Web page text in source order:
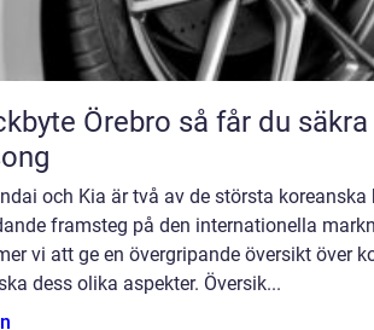
så får du säkra hjul inför varje
och Kia är två av de största
framsteg på den internationella
vi att ge en övergripande översikt över
dess olika aspekter. Översik...